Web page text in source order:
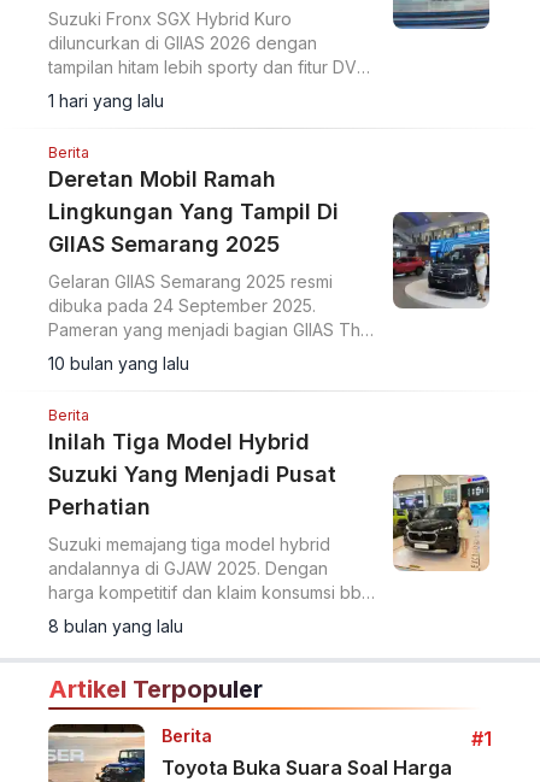
Suzuki Fronx SGX Hybrid Kuro
diluncurkan di GIIAS 2026 dengan
tampilan hitam lebih sporty dan fitur DVR.
Harga Suzuki Fronx SGX Hybrid Kuro
Rp333.800.000 OTR DKI Jakarta.
1 hari yang lalu
Berita
Deretan Mobil Ramah
Lingkungan Yang Tampil Di
GIIAS Semarang 2025
Gelaran GIIAS Semarang 2025 resmi
dibuka pada 24 September 2025.
Pameran yang menjadi bagian GIIAS The
Series ini digelar di Muladi Dome,
Universitas Diponegoro, Semarang.
10 bulan yang lalu
Berita
Inilah Tiga Model Hybrid
Suzuki Yang Menjadi Pusat
Perhatian
Suzuki memajang tiga model hybrid
andalannya di GJAW 2025. Dengan
harga kompetitif dan klaim konsumsi bbm
yang hemat, mobil-mobil ini menjadi
pusat perhatian.
8 bulan yang lalu
Artikel Terpopuler
Berita
#1
Toyota Buka Suara Soal Harga